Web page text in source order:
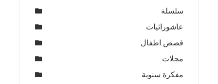
سلسلة
عاشورائيات
قصص اطفال
مجلات
مفكرة سنوية